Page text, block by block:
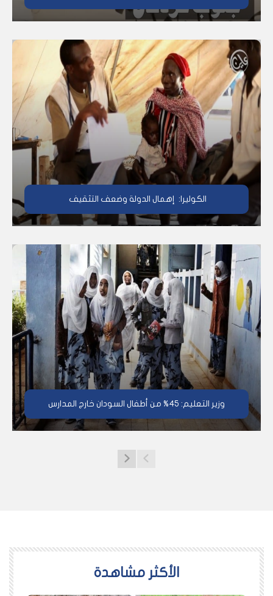
الكوليرا: إهمال الدولة وضعف التثقيف
وزير التعليم: 45% من أطفال السودان خارج المدارس
اﻷكثر مشاهدة